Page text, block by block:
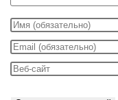
Введите
свое
имя
Введите
свой
Введите